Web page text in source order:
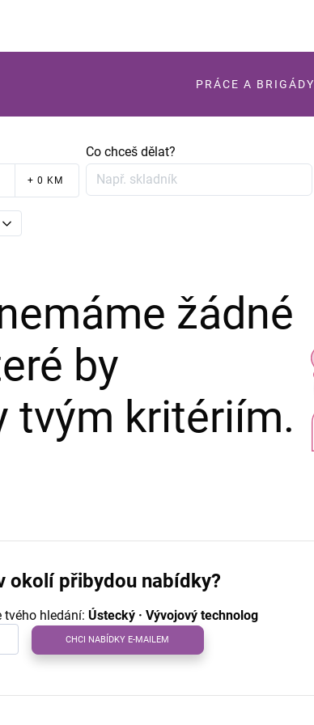
PRÁCE A BRIGÁDY
+ 0 KM
Co chceš dělat?
žádné
by
tvým kritériím.
okolí přibydou nabídky?
tvého hledání: Ústecký · Vývojový technolog
CHCI NABÍDKY E-MAILEM